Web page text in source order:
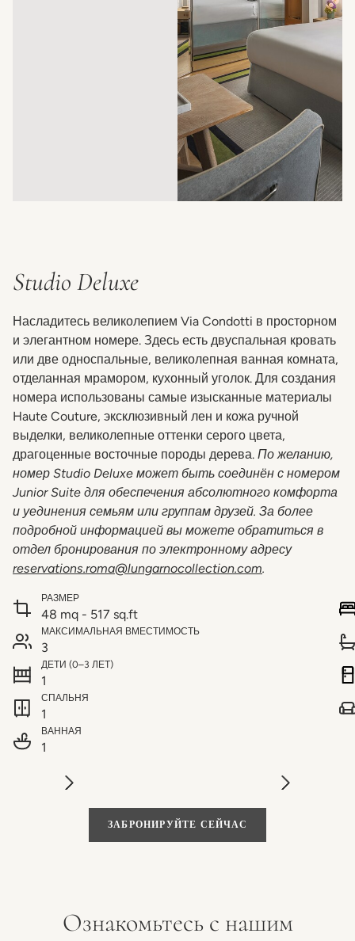
Studio Deluxe
Насладитесь великолепием Via Condotti в просторном
и элегантном номере. Здесь есть двуспальная кровать
или две односпальные, великолепная ванная комната,
отделанная мрамором, кухонный уголок. Для создания
номера использованы самые изысканные материалы
Haute Couture, эксклюзивный лен и кожа ручной
выделки, великолепные оттенки серого цвета,
драгоценные восточные породы дерева. По желанию,
номер Studio Deluxe может быть соединён с номером
Junior Suite для обеспечения абсолютного комфорта
и уединения семьям или группам друзей. За более
подробной информацией вы можете обратиться в
отдел бронирования по электронному адресу
reservations.roma@lungarnocollection.com.
РАЗМЕР
48 mq - 517 sq.ft
МАКСИМАЛЬНАЯ ВМЕСТИМОСТЬ
3
ДЕТИ (0–3 ЛЕТ)
1
СПАЛЬНЯ
1
ВАННАЯ
1
ЗАБРОНИРУЙТЕ СЕЙЧАС
Ознакомьтесь с нашим